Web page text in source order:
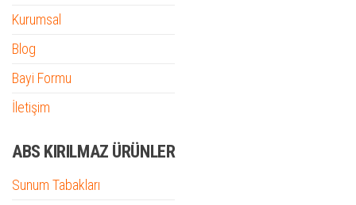
Kurumsal
Blog
Bayi Formu
İletişim
ABS KIRILMAZ ÜRÜNLER
Sunum Tabakları